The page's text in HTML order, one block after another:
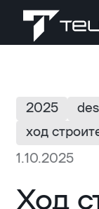
2025
ход
1.10.2025
Ход